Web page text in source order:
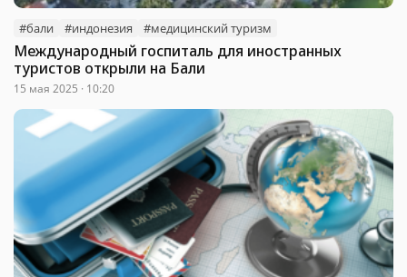
#бали #индонезия #медицинский туризм
Международный госпиталь для иностранных
туристов открыли на Бали
15 мая 2025 · 10:20